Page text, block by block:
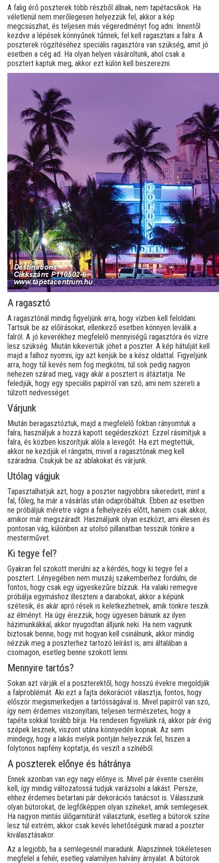
A falig érő poszterek több részből állnak, nem tapétacsíkok. Ha
véletlenül nem merőlegesen helyezzük fel, akkor a kép
megcsúszhat, és teljesen más végeredményt fog adni. Innentől
kezdve a lépések könnyűnek tűnnek, fel kell ragasztani a falra. A
poszterek rögzítéséhez speciális ragasztóra van szükség, amit jó
esetben a cég ad. Ha olyan helyen vásároltunk, ahol csak a
posztert kaptuk meg, akkor ezt külön kell beszerezni.
A ragasztó
A ragasztónál mindig figyeljünk arra, hogy vízben kell feloldani.
Tartsuk be az előírásokat, ellenkező esetben könnyen leválik a
falról. A jó keverékhez megfelelő mennyiségű ragasztóra és vízre
lesz szükség. Miután kikevertük jöhet a poszter. A kép hátulját kell
majd a falhoz nyomni, így azt kenjük be a kész oldattal. Figyeljünk
arra, hogy túl kevés nem fog megkötni, túl sok pedig nagyon
nehezen szárad meg, vagy akár a posztert is átáztatja. Ne
feledjük, hogy egy speciális papírról van szó, ami nem szereti a
túlzott nedvességet.
Várjunk
Miután beragasztóztuk, majd a megfelelő fokban rányomtuk a
falra, használjuk a hozzá kapott segédeszközt. Ezzel rásimítjuk a
falra, és közben kiszorítjuk alóla a levegőt. Ha ezt megtettük,
akkor ne kezdjük el rángatni, mivel a ragasztónak meg kell
száradnia. Csukjuk be az ablakokat és várjunk.
Utólag vágjuk
Tapasztalhatjuk azt, hogy a poszter nagyobbra sikeredett, mint a
fal, főleg, ha már a vásárlás után odapróbáltuk. Ebben az esetben
ne próbáljuk méretre vágni a felhelyezés előtt, hanem csak akkor,
amikor már megszáradt. Használjunk olyan eszközt, ami élesen és
pontosan vág, különben az utolsó pillanatban tesszük tönkre a
mesterművet.
Ki tegye fel?
Gyakran fel szokott merülni az a kérdés, hogy ki tegye fel a
posztert. Lényegében nem muszáj szakemberhez fordulni, de
fontos, hogy csak egy ügyeskezűre bízzuk. Ha valaki remegve
próbálja egymáshoz illeszteni a darabokat, akkor a képünk
szétesik, és akár apró rések is keletkezhetnek, amik tönkre teszik
az élményt. Ha úgy érezzük, hogy ügyesen bánunk az ilyen
házimunkákkal, akkor nyugodtan álljunk neki. Ha nem vagyunk
biztosak benne, hogy mit hogyan kell csinálnunk, akkor mindig
nézzük meg a poszterhez tartozó leírást is, ami általában a
csomagon, esetleg benne szokott lenni.
Mennyire tartós?
Sokan azt várják el a poszterektől, hogy hosszú évekre megoldják
a falproblémát. Aki ezt a fajta dekorációt választja, fontos, hogy
először megismerkedjen a tartósságával is. Mivel papírról van szó,
így nem érdemes viszonyítani, teljesen természetes, hogy a
tapéta sokkal tovább bírja. Ha rendesen figyelünk rá, akkor pár évig
szépek lesznek, viszont utána könnyedén kopnak. Az sem
mindegy, hogy a lakás melyik pontján helyezzük fel, hiszen a
folytonos napfény koptatja, és veszít a színéből.
A poszterek előnye és hátránya
Ennek azonban van egy nagy előnye is. Mivel pár évente cserélni
kell, így mindig változatossá tudjuk varázsolni a lakást. Persze,
ehhez érdemes betartani pár dekorációs tanácsot is. Válasszunk
olyan bútorokat, de legfőképpen olyan színeket, amik semlegesek.
Ha nagyon mintás ülőgarnitúrát választunk, esetleg a bútorok színe
lesz túl extrém, akkor csak kevés lehetőségünk marad a poszter
kiválasztásakor.
Az a legjobb, ha a semlegesnél maradunk. Alapszínnek tökéletesen
megfelel a fehér, esetleg valamilyen halvány árnyalat. A bútorok